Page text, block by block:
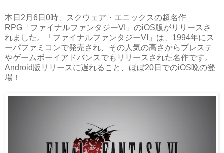
本日2月6日0時、スクウェア・エニックスの超名作
RPG「ファイナルファンタジーVI」のiOS版がリリースさ
れました。「ファイナルファンタジーVI」は、1994年にス
ーパファミコンで発売され、その人気の高さからプレステ
やゲームボーイアドバンスでもリリースされた名作です。
Android版リリースに遅れること、ほぼ20日でのiOS晩の登
場！